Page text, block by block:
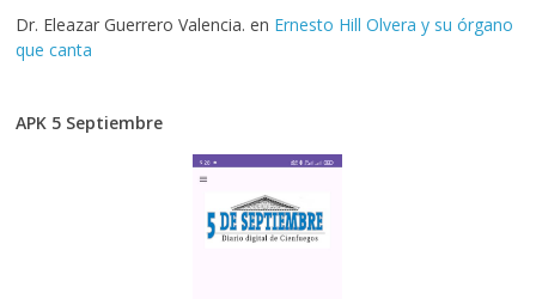
Dr. Eleazar Guerrero Valencia. en Ernesto Hill Olvera y su órgano
que canta
APK 5 Septiembre